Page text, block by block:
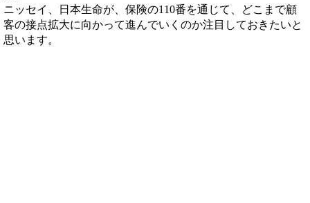
ニッセイ、日本生命が、保険の110番を通じて、どこまで顧
客の接点拡大に向かって進んでいくのか注目しておきたいと
思います。